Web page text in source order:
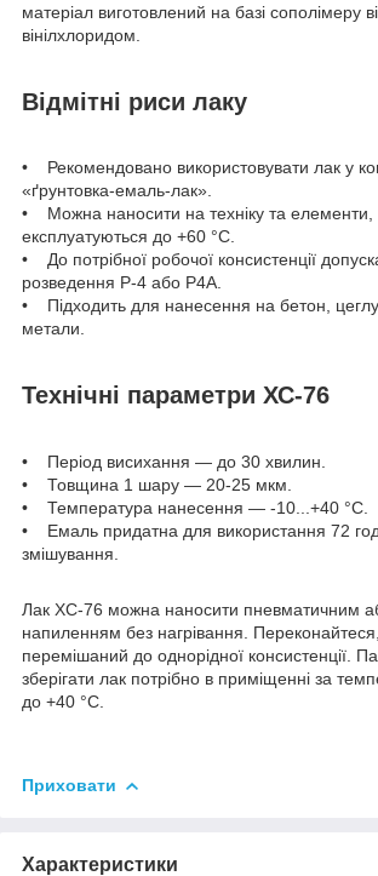
матеріал виготовлений на базі сополімеру
вінілхлоридом.
Відмітні риси лаку
• Рекомендовано використовувати лак у
«ґрунтовка-емаль-лак».
• Можна наносити на техніку та
експлуатуються до +60 °C.
• До потрібної робочої консистенції
розведення Р-4 або Р4А.
• Підходить для нанесення на бетон, цеглу,
метали.
Технічні параметри ХС-76
• Період висихання — до 30 хвилин.
• Товщина 1 шару — 20-25 мкм.
• Температура нанесення — -10...+40 °C.
• Емаль придатна для використання 72 год
змішування.
Лак ХС-76 можна наносити пневматичним
напиленням без нагрівання.
перемішаний до однорідної консистенції.
зберігати лак потрібно в приміщенні за
до +40 °C.
Приховати
Характеристики